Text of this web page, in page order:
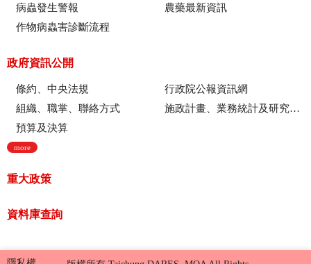
病蟲發生警報
農藥最新資訊
作物病蟲害診斷流程
政府資訊公開
條約、中央法規
行政院公報資訊網
組織、職掌、聯絡方式
施政計畫、業務統計及研究報告
預算及決算
more
重大政策
資料庫查詢